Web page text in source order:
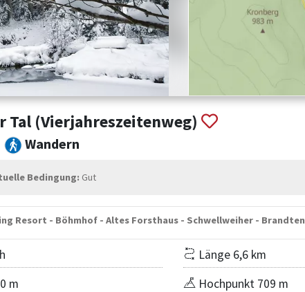
Tal (Vierjahreszeitenweg)
Wandern
Bedingung: Gut
Resort - Böhmhof - Altes Forsthaus - Schwellweiher - Brandten
Länge 6,6 km
m Hochpunkt 709 m